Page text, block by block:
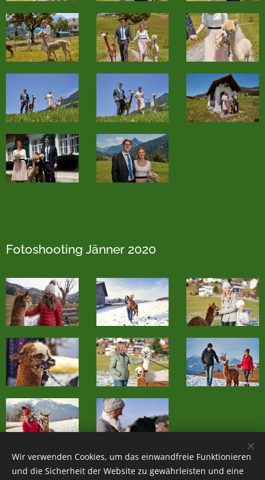
Fotoshooting Jänner 2020
Wir verwenden Cookies, um das einwandfreie Funktionieren
und die Sicherheit der Website zu gewährleisten und eine